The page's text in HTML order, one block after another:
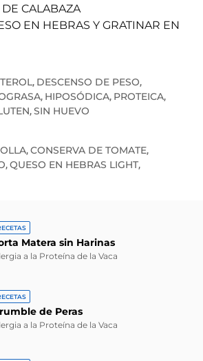
CALABAZA
EN HEBRAS Y GRATINAR EN
, DESCENSO DE PESO,
, HIPOSÓDICA, PROTEICA,
,SIN HUEVO
,CONSERVA DE TOMATE,
,QUESO EN HEBRAS LIGHT,
Matera sin Harinas
a la Proteína de la Vaca
de Peras
a la Proteína de la Vaca